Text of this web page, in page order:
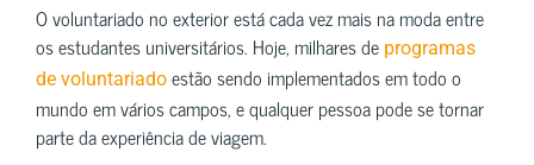
O voluntariado no exterior está cada vez mais na moda entre
os estudantes universitários. Hoje, milhares de programas
de voluntariado estão sendo implementados em todo o
mundo em vários campos, e qualquer pessoa pode se tornar
parte da experiência de viagem.